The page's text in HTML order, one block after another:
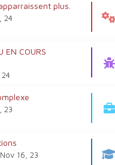
plus.
24
EN COURS
23
16, 23